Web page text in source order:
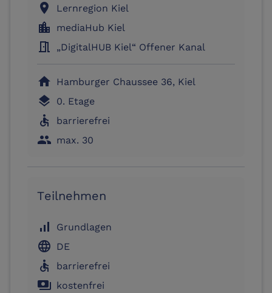
location_on Lernregion Kiel
location_city mediaHub Kiel
meeting_room „DigitalHUB Kiel“ Offener Kanal
home Hamburger Chaussee 36, Kiel
layers 0. Etage
accessible barrierefrei
people max. 30
Teilnehmen
signal_cellular_alt Grundlagen
language DE
accessible barrierefrei
payments kostenfrei